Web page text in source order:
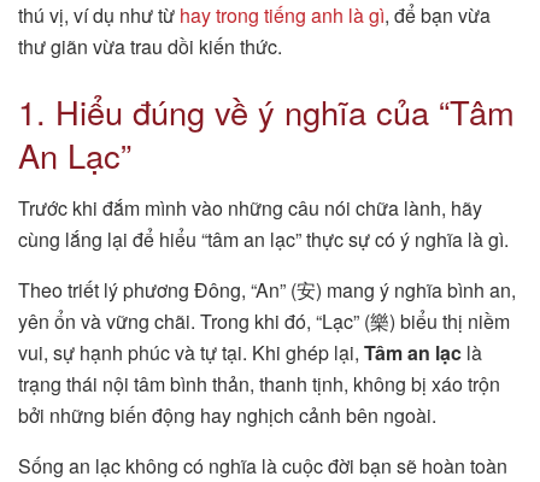
thú vị, ví dụ như từ hay trong tiếng anh là gì, để bạn vừa
thư giãn vừa trau dồi kiến thức.
1. Hiểu đúng về ý nghĩa của “Tâm
An Lạc”
Trước khi đắm mình vào những câu nói chữa lành, hãy
cùng lắng lại để hiểu “tâm an lạc” thực sự có ý nghĩa là gì.
Theo triết lý phương Đông, “An” (安) mang ý nghĩa bình an,
yên ổn và vững chãi. Trong khi đó, “Lạc” (樂) biểu thị niềm
vui, sự hạnh phúc và tự tại. Khi ghép lại, Tâm an lạc là
trạng thái nội tâm bình thản, thanh tịnh, không bị xáo trộn
bởi những biến động hay nghịch cảnh bên ngoài.
Sống an lạc không có nghĩa là cuộc đời bạn sẽ hoàn toàn